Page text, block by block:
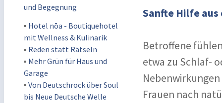
und Begegnung
▪ Hotel nōa - Boutiquehotel
mit Wellness & Kulinarik
▪ Reden statt Rätseln
▪ Mehr Grün für Haus und
Garage
▪ Von Deutschrock über Soul
bis Neue Deutsche Welle
Sanfte Hilfe
Betroffene
etwa zu Schlaf-
Frauen nach